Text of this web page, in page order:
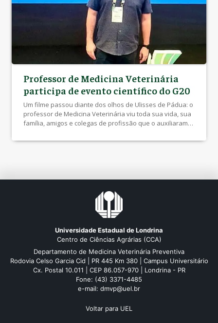
Professor de Medicina Veterinária
participa de evento científico do G20
Um filme passou diante dos olhos de Ulisses de Pádua: o
professor de Medicina Veterinária viu toda sua vida, sua
família, amigos e colegas de profissão que o auxiliaram
cientistas renomados do mundo inteiro. O atual diretor do
Universidade Estadual de Londrina
Centro de Ciências Agrárias (CCA)
Departamento de Medicina Veterinária Preventiva
Rodovia Celso Garcia Cid | PR 445 Km 380 | Campus Universitário
Cx. Postal 10.011 | CEP 86.057-970 | Londrina - PR
Fone: (43) 3371-4485
e-mail: dmvp@uel.br
Voltar para UEL